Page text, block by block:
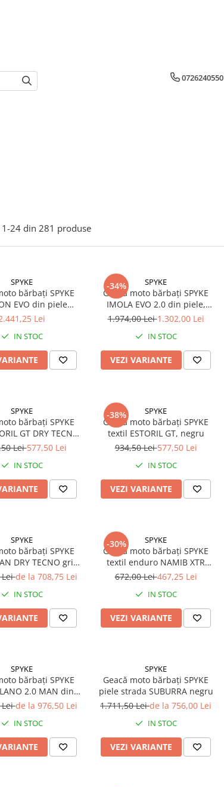
0726240550
1-24 din 281 produse
SPYKE
bărbați SPYKE
EVO din piele
alb/roșu aprins
Lei
IN STOC
-34% SPYKE
Geacă moto bărbați SPYKE
IMOLA EVO 2.0 din piele,
negru
1.974,00 Lei1.302,00 Lei
IN STOC
VEZI VARIANTE
SPYKE
bărbați SPYKE
GT DRY TECNO,
negru
Lei577,50 Lei
IN STOC
-38% SPYKE
Geacă moto bărbați SPYKE
textil ESTORIL GT, negru
934,50 Lei577,50 Lei
IN STOC
VEZI VARIANTE
SPYKE
bărbați SPYKE
DRY TECNO gri
negru/roșu
Leide la 708,75 Lei
IN STOC
-30% SPYKE
Geacă moto bărbați SPYKE
textil enduro NAMIB XTR
gri/galben aprins/albastru
672,00 Lei467,25 Lei
IN STOC
VEZI VARIANTE
SPYKE
bărbați SPYKE
2.0 MAN din
piele, roșu
Leide la 976,50 Lei
IN STOC
SPYKE
Geacă moto bărbați SPYKE
piele strada SUBURRA negru
1.711,50 Leide la 756,00 Lei
IN STOC
VEZI VARIANTE